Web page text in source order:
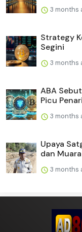
3 months
Strategy
Segini
3 months
ABA
Picu
3 months
Upaya
dan
3 months